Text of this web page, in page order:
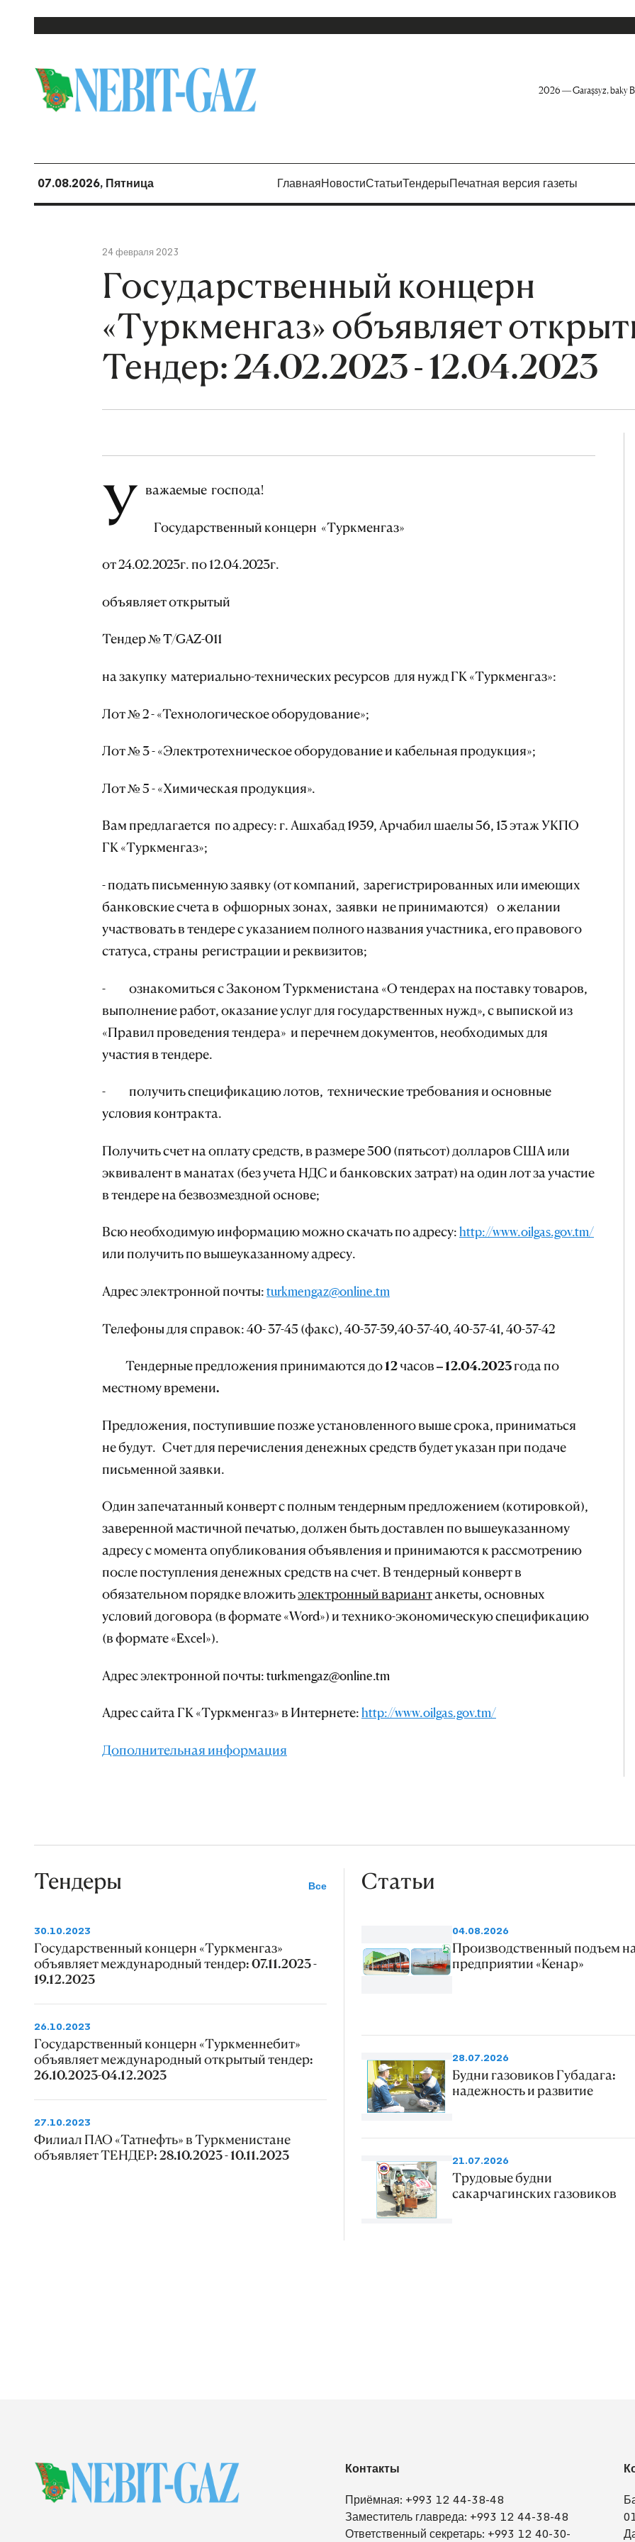
2026 — Garaşsyz, baky
07.08.2026, Пятница ГлавнаяНовостиСтатьиТендерыПечатная версия газеты
24 февраля 2023
Государственный концерн
«Туркменгаз» объявляет
Тендер: 24.02.2023 - 12.04.2023
У важаемые господа!
Государственный концерн «Туркменгаз»
от 24.02.2023г. по 12.04.2023г.
объявляет открытый
Тендер № T/GAZ-011
на закупку материально-технических ресурсов для нужд ГК «Туркменгаз»:
Лот № 2 - «Технологическое оборудование»;
Лот № 3 - «Электротехническое оборудование и кабельная продукция»;
Лот № 5 - «Химическая продукция».
Вам предлагается по адресу: г. Ашхабад 1939, Арчабил шаелы 56, 13 этаж УКПО
ГК «Туркменгаз»;
- подать письменную заявку (от компаний, зарегистрированных или имеющих
банковские счета в офшорных зонах, заявки не принимаются) о желании
участвовать в тендере с указанием полного названия участника, его правового
статуса, страны регистрации и реквизитов;
- ознакомиться с Законом Туркменистана «О тендерах на поставку товаров,
выполнение работ, оказание услуг для государственных нужд», с выпиской из
«Правил проведения тендера» и перечнем документов, необходимых для
участия в тендере.
- получить спецификацию лотов, технические требования и основные
условия контракта.
Получить счет на оплату средств, в размере 500 (пятьсот) долларов США или
эквивалент в манатах (без учета НДС и банковских затрат) на один лот за участие
в тендере на безвозмездной основе;
Всю необходимую информацию можно скачать по адресу:http://www.oilgas.gov.tm/
или получить по вышеуказанному адресу.
Адрес электронной почты:turkmengaz@online.tm
Телефоны для справок: 40- 37-45 (факс), 40-37-39,40-37-40, 40-37-41, 40-37-42
Тендерные предложения принимаются до 12 часов – 12.04.2023 года по
местному времени.
Предложения, поступившие позже установленного выше срока, приниматься
не будут. Счет для перечисления денежных средств будет указан при подаче
письменной заявки.
Один запечатанный конверт с полным тендерным предложением (котировкой),
заверенной мастичной печатью, должен быть доставлен по вышеуказанному
адресу с момента опубликования объявления и принимаются к рассмотрению
после поступления денежных средств на счет. В тендерный конверт в
обязательном порядке вложитьэлектронный вариантанкеты, основных
условий договора (в формате «Word») и технико-экономическую спецификацию
(в формате «Excel»).
Адрес электронной почты: turkmengaz@online.tm
Адрес сайта ГК «Туркменгаз» в Интернете:http://www.oilgas.gov.tm/
Дополнительная информация
Тендеры Все
30.10.2023
Государственный концерн «Туркменгаз»
объявляет международный тендер: 07.11.2023 -
19.12.2023
26.10.2023
Государственный концерн «Туркменнебит»
объявляет международный открытый тендер:
26.10.2023-04.12.2023
27.10.2023
Филиал ПАО «Татнефть» в Туркменистане
объявляет ТЕНДЕР: 28.10.2023 - 10.11.2023
Статьи
04.08.2026
Производственный подъем
предприятии «Кенар»
28.07.2026
Будни газовиков Губадага:
надежность и развитие
21.07.2026
Трудовые будни
сакарчагинских газовиков
Контакты
Приёмная: +993 12 44-38-48
Заместитель главреда: +993 12 44-38-48
Ответственный секретарь: +993 12 40-30-